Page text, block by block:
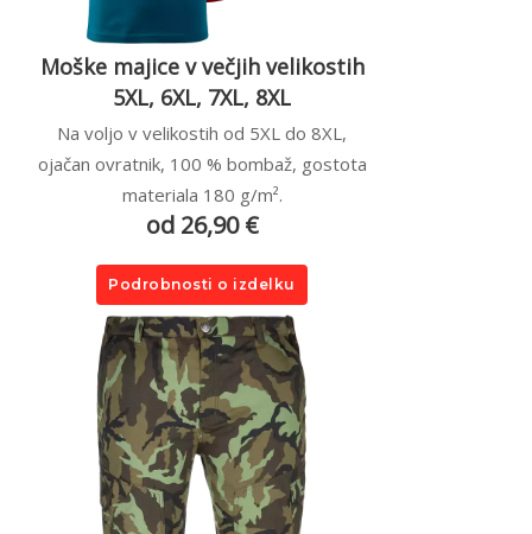
Moške majice v večjih velikostih
5XL, 6XL, 7XL, 8XL
Na voljo v velikostih od 5XL do 8XL,
ojačan ovratnik, 100 % bombaž, gostota
materiala 180 g/m².
od 26,90 €
Podrobnosti o izdelku